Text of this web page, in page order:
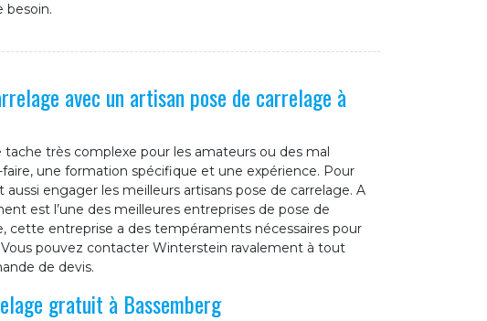
besoin.
avec un artisan pose de carrelage à
très complexe pour les amateurs ou des mal
une formation spécifique et une expérience. Pour
engager les meilleurs artisans pose de carrelage. A
est l’une des meilleures entreprises de pose de
cette entreprise a des tempéraments nécessaires pour
pouvez contacter Winterstein ravalement à tout
de devis.
gratuit à Bassemberg